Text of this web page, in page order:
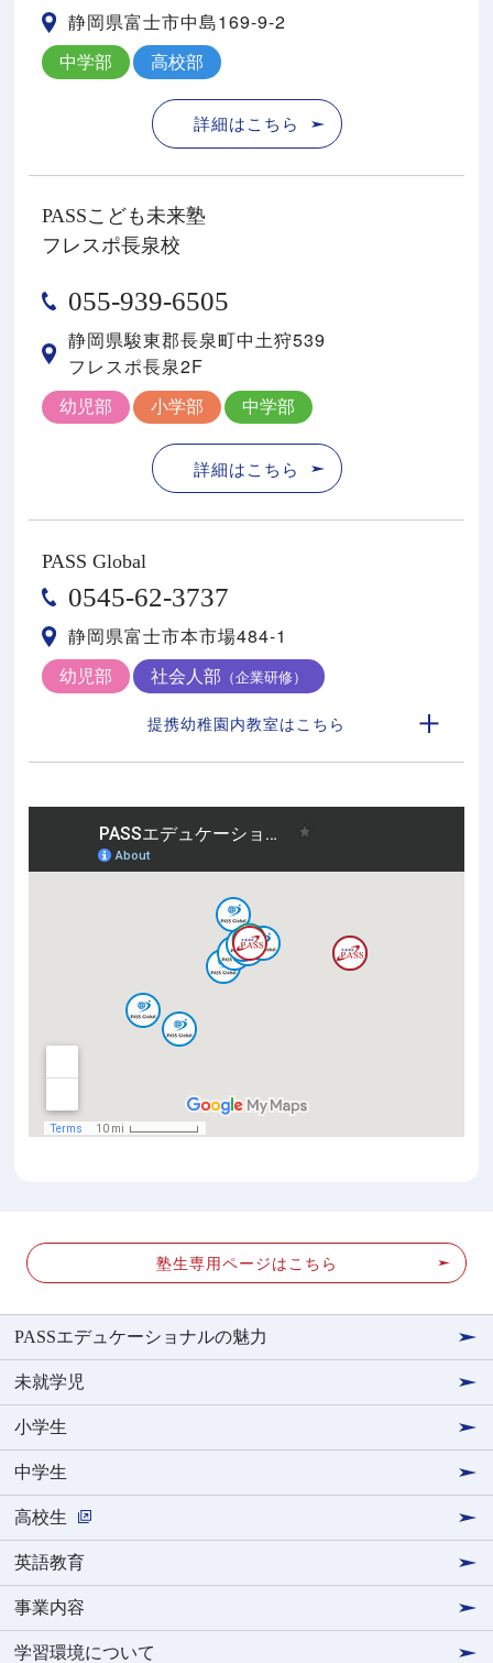
静岡県富士市中島169-9-2
中学部 高校部
詳細はこちら
PASSこども未来塾
フレスポ長泉校
055-939-6505
静岡県駿東郡⻑泉町中⼟狩539
フレスポ⻑泉2F
幼児部 小学部 中学部
詳細はこちら
PASS Global
0545-62-3737
静岡県富士市本市場484-1
幼児部 社会人部 （企業研修）
提携幼稚園内教室はこちら
塾生専用ページはこちら
PASSエデュケーショナルの魅力
未就学児
小学生
中学生
高校生
英語教育
事業内容
学習環境について